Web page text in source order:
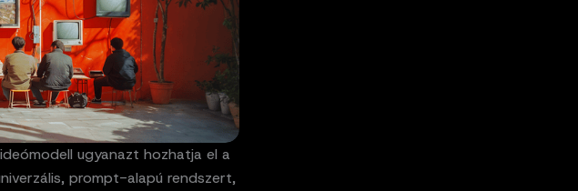
ugyanazt hozhatja el a
prompt-alapú rendszert,